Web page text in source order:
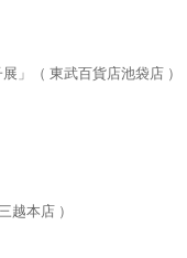
」（ 東武百貨店池袋店 ）
越本店 ）